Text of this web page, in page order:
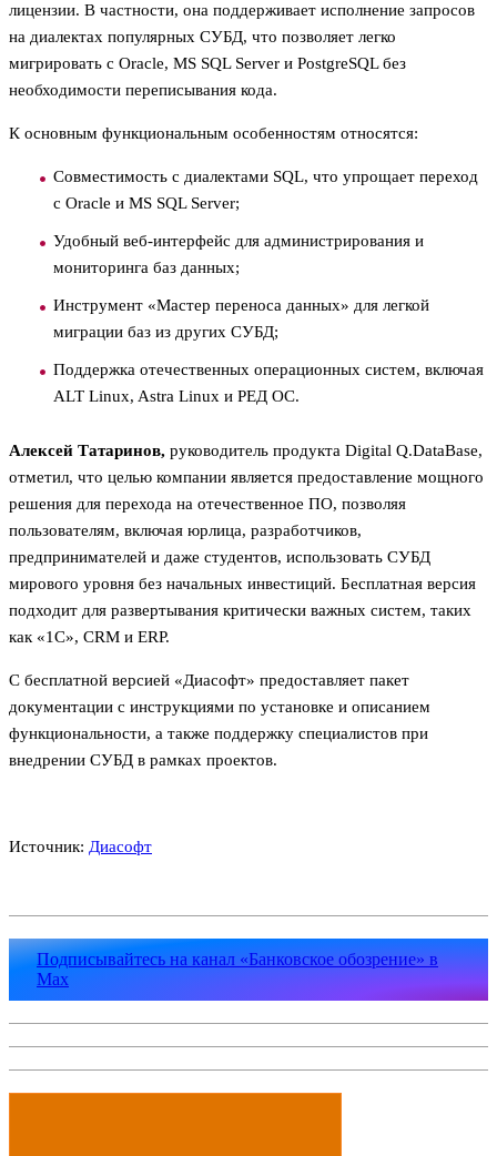
лицензии. В частности, она поддерживает исполнение запросов
на диалектах популярных СУБД, что позволяет легко
мигрировать с Oracle, MS SQL Server и PostgreSQL без
необходимости переписывания кода.
К основным функциональным особенностям относятся:
Совместимость с диалектами SQL, что упрощает переход
с Oracle и MS SQL Server;
Удобный веб-интерфейс для администрирования и
мониторинга баз данных;
Инструмент «Мастер переноса данных» для легкой
миграции баз из других СУБД;
Поддержка отечественных операционных систем, включая
ALT Linux, Astra Linux и РЕД ОС.
Алексей Татаринов, руководитель продукта Digital Q.DataBase,
отметил, что целью компании является предоставление мощного
решения для перехода на отечественное ПО, позволяя
пользователям, включая юрлица, разработчиков,
предпринимателей и даже студентов, использовать СУБД
мирового уровня без начальных инвестиций. Бесплатная версия
подходит для развертывания критически важных систем, таких
как «1С», CRM и ERP.
С бесплатной версией «Диасофт» предоставляет пакет
документации с инструкциями по установке и описанием
функциональности, а также поддержку специалистов при
внедрении СУБД в рамках проектов.
Источник: Диасофт
Подписывайтесь на канал «Банковское обозрение» в
Max